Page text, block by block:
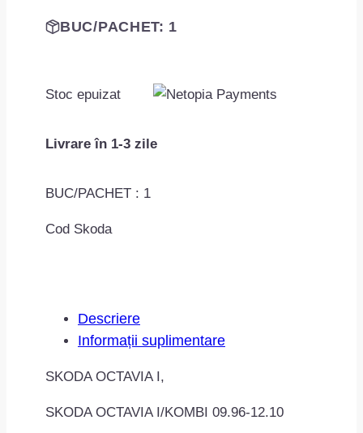
BUC/PACHET: 1
Stoc epuizat
Livrare în 1-3 zile
BUC/PACHET : 1
Cod Skoda
Descriere
Informații suplimentare
SKODA OCTAVIA I,
SKODA OCTAVIA I/KOMBI 09.96-12.10